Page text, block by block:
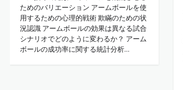
ためのバリエーション アームボールを使
用するための心理的戦術 欺瞞のための状
況認識 アームボールの効果は異なる試合
シナリオでどのように変わるか？ アーム
ボールの成功率に関する統計分析…